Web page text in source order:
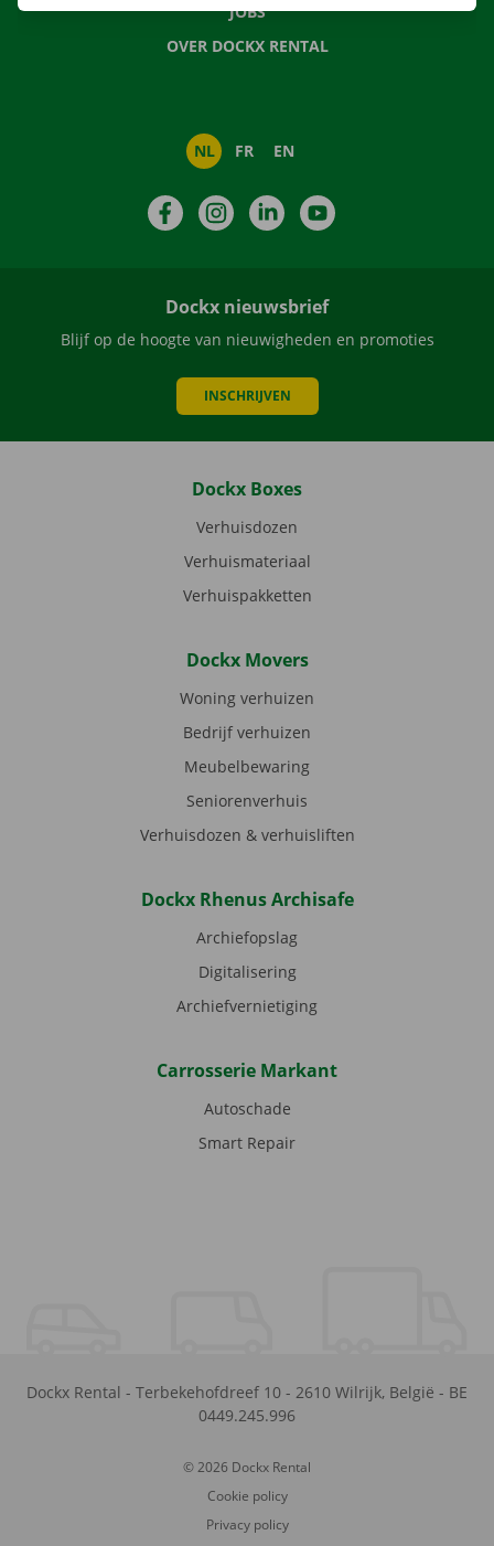
JOBS
OVER DOCKX RENTAL
NL FR EN
FacebookInstagramLinkedIn
Dockx nieuwsbrief
Blijf op de hoogte van nieuwigheden en promoties
INSCHRIJVEN
Dockx Boxes
Verhuisdozen
Verhuismateriaal
Verhuispakketten
Dockx Movers
Woning verhuizen
Bedrijf verhuizen
Meubelbewaring
Seniorenverhuis
Verhuisdozen & verhuisliften
Dockx Rhenus Archisafe
Archiefopslag
Digitalisering
Archiefvernietiging
Carrosserie Markant
Autoschade
Smart Repair
Dockx Rental - Terbekehofdreef 10 - 2610 Wilrijk, België - BE
0449.245.996
© 2026 Dockx Rental
Cookie policy
Privacy policy